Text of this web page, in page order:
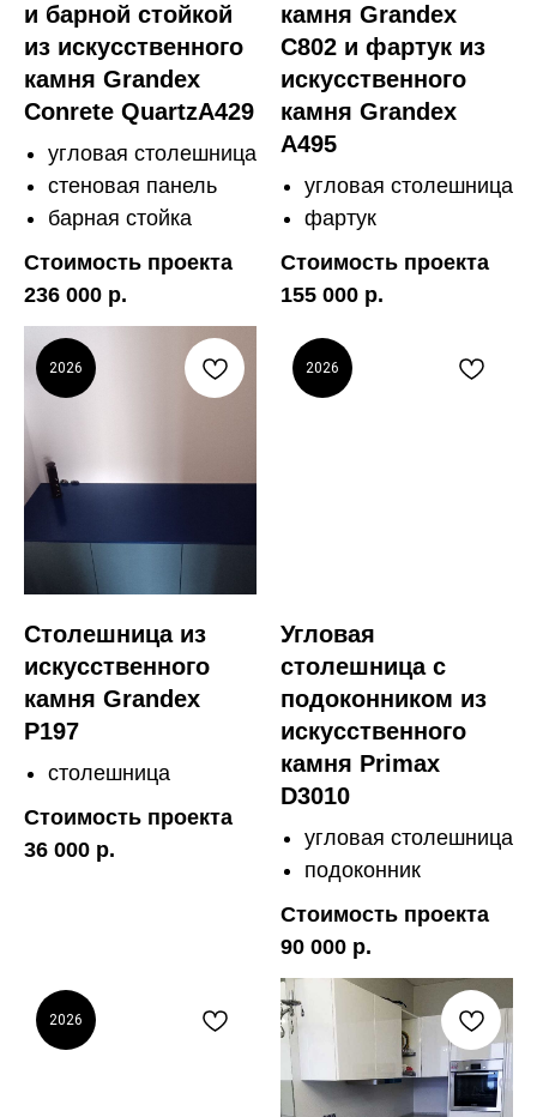
и барной стойкой
из искусственного
камня Grandex
Conrete QuartzA429
угловая столешница
стеновая панель
барная стойка
Стоимость проекта
236 000 р.
камня Grandex
C802 и фартук из
искусственного
камня Grandex
A495
угловая столешница
фартук
Стоимость проекта
155 000 р.
2026
Столешница из
искусственного
камня Grandex
P197
столешница
Стоимость проекта
36 000 р.
2026
Угловая
столешница с
подоконником из
искусственного
камня Primax
D3010
угловая столешница
подоконник
Стоимость проекта
90 000 р.
2026